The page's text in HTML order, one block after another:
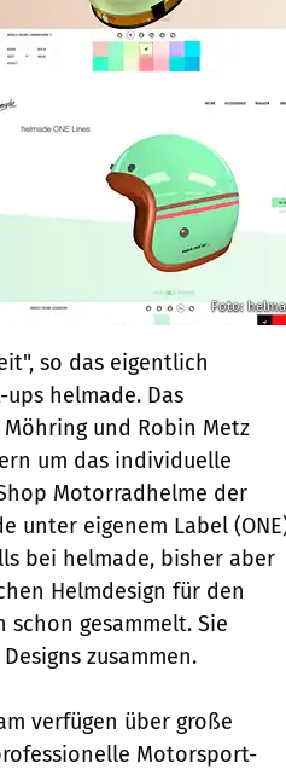
Foto:
so das eigentlich
helmade. Das
und Robin Metz
um das individuelle
Motorradhelme der
unter eigenem Label
bei helmade, bisher aber
Helmdesign für den
gesammelt. Sie
zusammen.
verfügen über große
Motorsport-